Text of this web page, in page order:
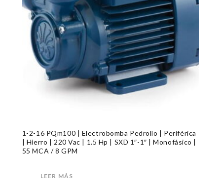
1-2-16 PQm100 | Electrobomba Pedrollo | Periférica
| Hierro | 220 Vac | 1.5 Hp | SXD 1″-1″ | Monofásico |
55 MCA / 8 GPM
LEER MÁS